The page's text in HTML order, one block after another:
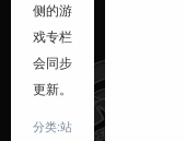
侧的游
戏专栏
会同步
更新。
分类:站